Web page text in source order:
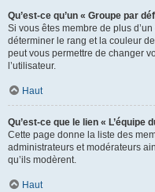
Qu’est-ce qu’un « Groupe par
Si vous êtes membre de plus
déterminer le rang et la couleur
peut vous permettre de changer
l’utilisateur.
Haut
Qu’est-ce que le lien « L’équipe
Cette page donne la liste des
administrateurs et modérateurs
qu’ils modèrent.
Haut